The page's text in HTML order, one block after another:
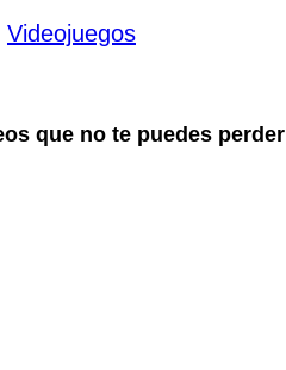
Videojuegos
que no te puedes perder